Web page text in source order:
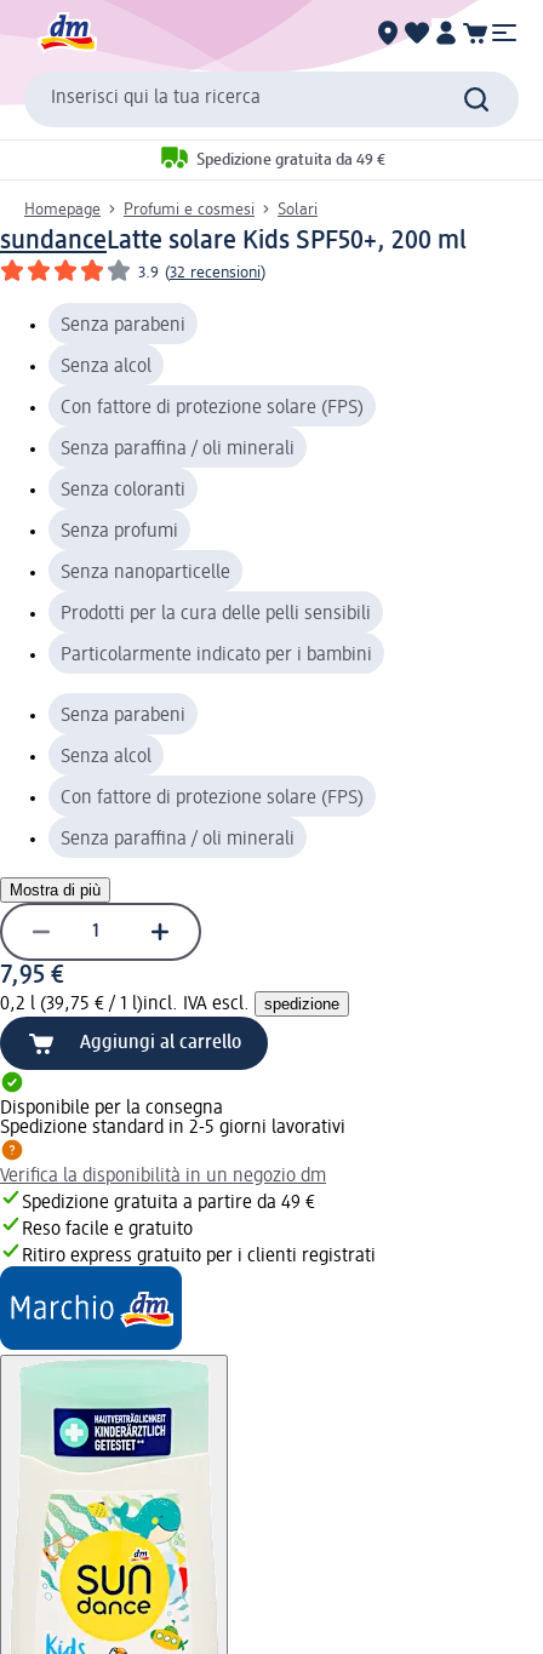
Inserisci qui la tua ricerca
Spedizione gratuita da 49 €
Homepage Profumi e cosmesi Solari
sundanceLatte solare Kids SPF50+, 200 ml
3.9 (32 recensioni)
Senza parabeni
Senza alcol
Con fattore di protezione solare (FPS)
Senza paraffina / oli minerali
Senza coloranti
Senza profumi
Senza nanoparticelle
Prodotti per la cura delle pelli sensibili
Particolarmente indicato per i bambini
Senza parabeni
Senza alcol
Con fattore di protezione solare (FPS)
Senza paraffina / oli minerali
Mostra di più
7,95 €
0,2 l (39,75 € / 1 l)incl. IVA escl. spedizione
Aggiungi al carrello
Disponibile per la consegna
Spedizione standard in 2-5 giorni lavorativi
Verifica la disponibilità in un negozio dm
Spedizione gratuita a partire da 49 €
Reso facile e gratuito
Ritiro express gratuito per i clienti registrati